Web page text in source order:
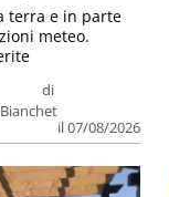
di
il 07/08/2026
terra e in parte
meteo.